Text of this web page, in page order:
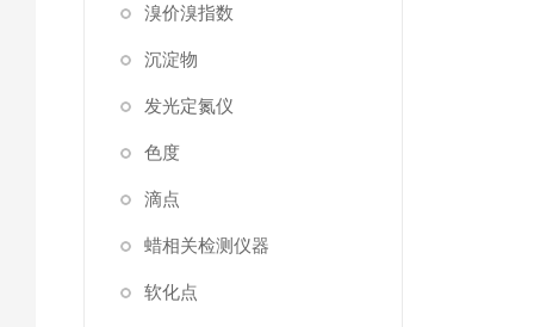
溴价溴指数
沉淀物
发光定氮仪
色度
滴点
蜡相关检测仪器
软化点